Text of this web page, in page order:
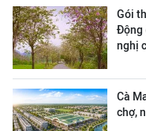
Gói
Động
nghị
Cà
chợ,